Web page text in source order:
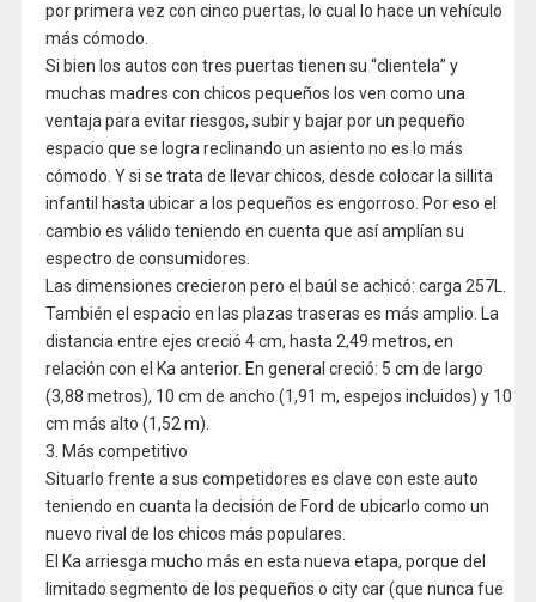
por primera vez con cinco puertas, lo cual lo hace un vehículo
más cómodo.
Si bien los autos con tres puertas tienen su “clientela” y
muchas madres con chicos pequeños los ven como una
ventaja para evitar riesgos, subir y bajar por un pequeño
espacio que se logra reclinando un asiento no es lo más
cómodo. Y si se trata de llevar chicos, desde colocar la sillita
infantil hasta ubicar a los pequeños es engorroso. Por eso el
cambio es válido teniendo en cuenta que así amplían su
espectro de consumidores.
Las dimensiones crecieron pero el baúl se achicó: carga 257L.
También el espacio en las plazas traseras es más amplio. La
distancia entre ejes creció 4 cm, hasta 2,49 metros, en
relación con el Ka anterior. En general creció: 5 cm de largo
(3,88 metros), 10 cm de ancho (1,91 m, espejos incluidos) y 10
cm más alto (1,52 m).
3. Más competitivo
Situarlo frente a sus competidores es clave con este auto
teniendo en cuanta la decisión de Ford de ubicarlo como un
nuevo rival de los chicos más populares.
El Ka arriesga mucho más en esta nueva etapa, porque del
limitado segmento de los pequeños o city car (que nunca fue